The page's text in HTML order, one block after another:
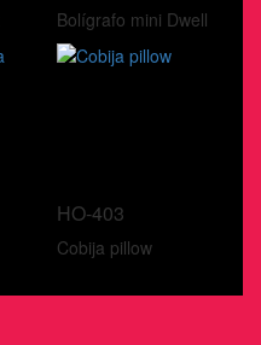
Bolígrafo mini Dwell
HO-403
Cobija pillow